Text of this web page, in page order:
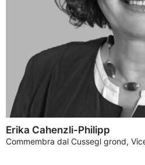
Erika Cahenzli-Philipp
Commembra dal Cussegl grond,